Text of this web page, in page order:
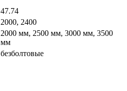
47.74
2000, 2400
2000 мм, 2500 мм, 3000 мм, 3500
мм
безболтовые